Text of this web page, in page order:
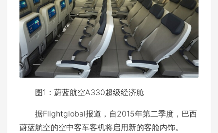
图1：蔚蓝航空A330超级经济舱
据Flightglobal报道，自2015年第二季度，巴西
蔚蓝航空的空中客车客机将启用新的客舱内饰。